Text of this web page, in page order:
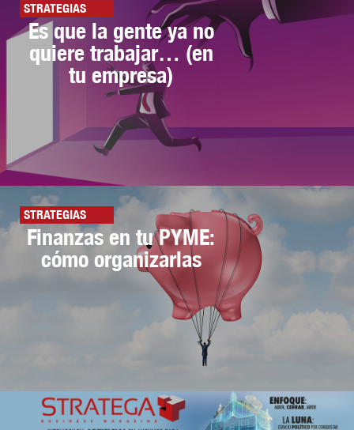
STRATEGIAS
Es que la gente ya no
quiere trabajar… (en
tu empresa)
STRATEGIAS
Finanzas en tu PYME:
cómo organizarlas